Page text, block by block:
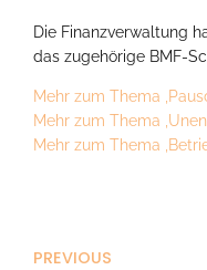
Die Finanzverwaltung
das zugehörige BMF-
Mehr zum Thema
Mehr zum Thema
Mehr zum Thema
PREVIOUS